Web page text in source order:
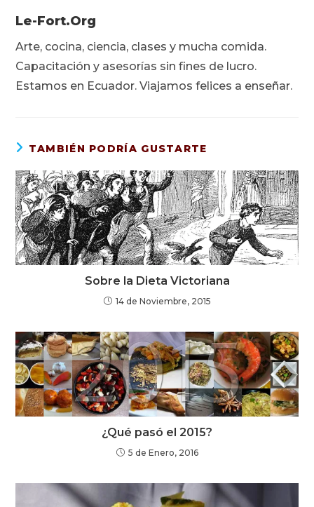
Le-Fort.org
Arte, cocina, ciencia, clases y mucha comida.
Capacitación y asesorías sin fines de lucro.
Estamos en Ecuador. Viajamos felices a enseñar.
TAMBIÉN PODRÍA GUSTARTE
Sobre la Dieta Victoriana
14 de Noviembre, 2015
¿Qué pasó el 2015?
5 de Enero, 2016